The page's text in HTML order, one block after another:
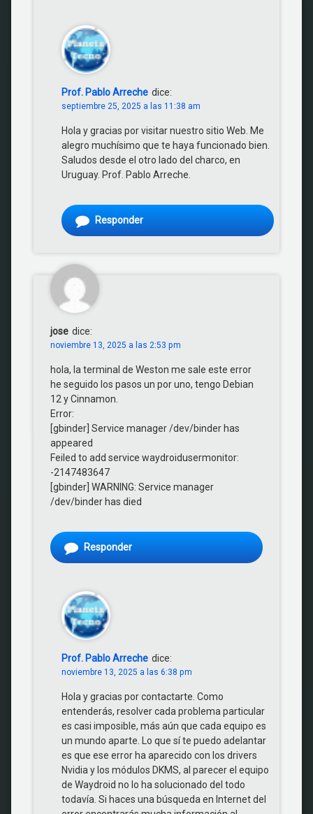
Prof. Pablo Arreche dice:
septiembre 25, 2025 a las 11:38 am
Hola y gracias por visitar nuestro sitio Web. Me
alegro muchísimo que te haya funcionado bien.
Saludos desde el otro lado del charco, en
Uruguay. Prof. Pablo Arreche.
Responder
jose dice:
noviembre 13, 2025 a las 2:53 pm
hola, la terminal de Weston me sale este error
he seguido los pasos un por uno, tengo Debian
12 y Cinnamon.
Error:
[gbinder] Service manager /dev/binder has
appeared
Feiled to add service waydroidusermonitor:
-2147483647
[gbinder] WARNING: Service manager
/dev/binder has died
Responder
Prof. Pablo Arreche dice:
noviembre 13, 2025 a las 6:38 pm
Hola y gracias por contactarte. Como
entenderás, resolver cada problema particular
es casi imposible, más aún que cada equipo es
un mundo aparte. Lo que sí te puedo adelantar
es que ese error ha aparecido con los drivers
Nvidia y los módulos DKMS, al parecer el equipo
de Waydroid no lo ha solucionado del todo
todavía. Si haces una búsqueda en Internet del